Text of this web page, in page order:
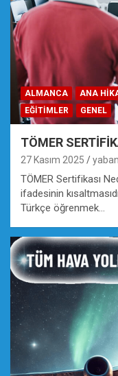
ALMANCA ANA
EĞİTİMLER
GENEL
TÖMER
27 Kasım 2025
TÖMER Sertifikası
ifadesinin
Türkçe öğrenmek…